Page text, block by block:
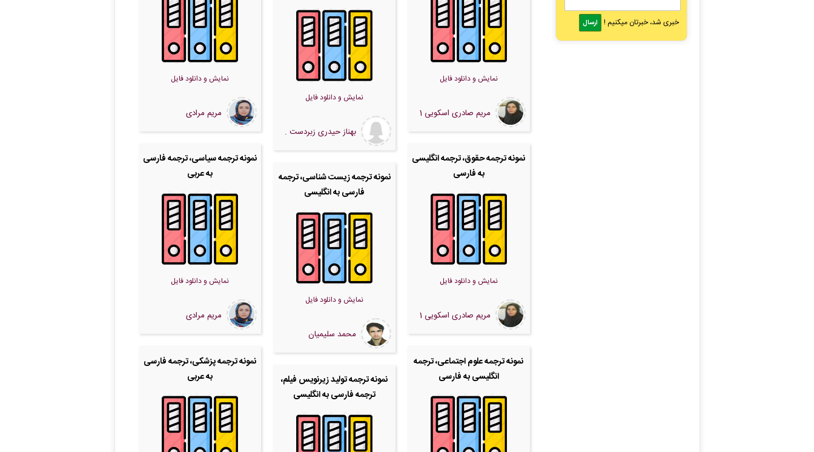
خبری شد، خبرتان میکنیم !
نمایش و دانلود فایل
مریم صادری اسکویی 1
نمونه ترجمه حقوق، ترجمه انگلیسی
به فارسی
نمایش و دانلود فایل
مریم صادری اسکویی 1
نمونه ترجمه علوم اجتماعی، ترجمه
انگلیسی به فارسی
نمایش و دانلود فایل
بهناز حیدری زبردست .
نمونه ترجمه زیست شناسی، ترجمه
فارسی به انگلیسی
نمایش و دانلود فایل
محمد سلیمیان
نمونه ترجمه تولید زیرنویس فیلم،
ترجمه فارسی به انگلیسی
نمایش و دانلود فایل
مریم مرادی
نمونه ترجمه سیاسی، ترجمه فارسی
به عربی
نمایش و دانلود فایل
مریم مرادی
نمونه ترجمه پزشکی، ترجمه فارسی
به عربی